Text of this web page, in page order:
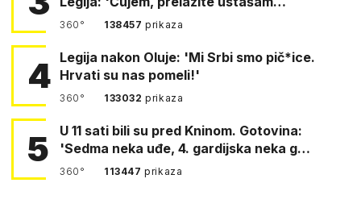
360° 138457prikaza
4 Legija nakon Oluje: 'Mi Srbi smo pič*ice.
Hrvati su nas pomeli!'
360° 133032prikaza
5
U 11 sati bili su pred Kninom. Gotovina:
'Sedma neka uđe, 4. gardijska neka g…
360° 113447prikaza